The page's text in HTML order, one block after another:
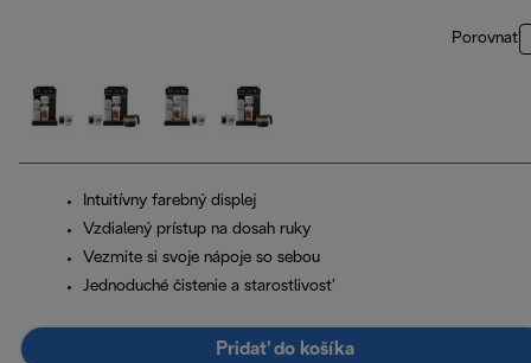
Porovnať
Intuitívny farebný displej
Vzdialený prístup na dosah ruky
Vezmite si svoje nápoje so sebou
Jednoduché čistenie a starostlivosť
Pridať do košíka